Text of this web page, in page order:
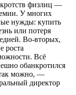
физлиц —
У многих
нужды: купить
или потеря
Во-вторых,
роста
Всё
обанкротился
так можно, —
директор